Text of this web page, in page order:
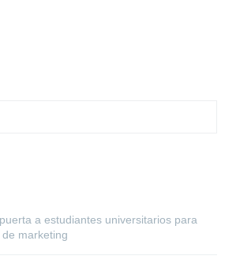
a estudiantes universitarios para
marketing